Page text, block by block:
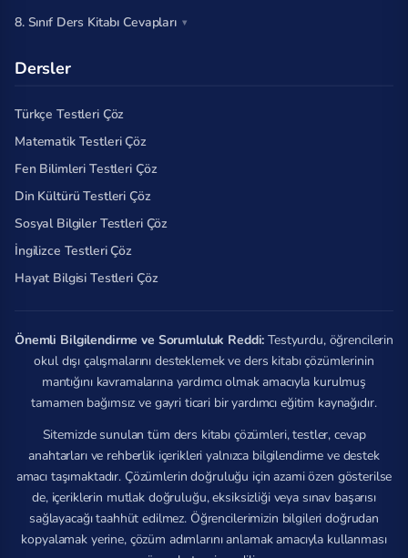
8. Sınıf Ders Kitabı Cevapları
Dersler
Türkçe Testleri Çöz
Matematik Testleri Çöz
Fen Bilimleri Testleri Çöz
Din Kültürü Testleri Çöz
Sosyal Bilgiler Testleri Çöz
İngilizce Testleri Çöz
Hayat Bilgisi Testleri Çöz
Önemli Bilgilendirme ve Sorumluluk Reddi: Testyurdu, öğrencilerin
okul dışı çalışmalarını desteklemek ve ders kitabı çözümlerinin
mantığını kavramalarına yardımcı olmak amacıyla kurulmuş
tamamen bağımsız ve gayri ticari bir yardımcı eğitim kaynağıdır.
Sitemizde sunulan tüm ders kitabı çözümleri, testler, cevap
anahtarları ve rehberlik içerikleri yalnızca bilgilendirme ve destek
amacı taşımaktadır. Çözümlerin doğruluğu için azami özen gösterilse
de, içeriklerin mutlak doğruluğu, eksiksizliği veya sınav başarısı
sağlayacağı taahhüt edilmez. Öğrencilerimizin bilgileri doğrudan
kopyalamak yerine, çözüm adımlarını anlamak amacıyla kullanması